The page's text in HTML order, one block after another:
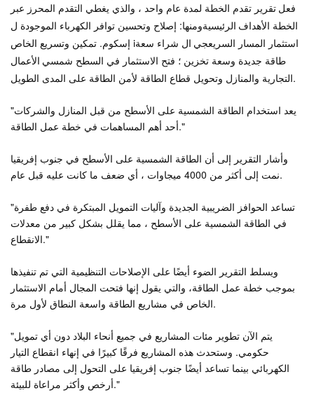
فعل تقرير تقدم الخطة لمدة عام واحد ، والذي يغطي التقدم المحرز عبر
الخطة الأهداف الرئيسيةومنها: إصلاح وتحسين توافر الكهرباء الموجودة ل
i استثمار المسار السريعجي ال شراء سعة
طاقة جديدة وسعة تخزين ؛ فتح الاستثمار في السطح شمسي الأعمال
التجارية والمنازل وتحويل قطاع الطاقة لأمن الطاقة على المدى الطويل.
"يعد استخدام الطاقة الشمسية على الأسطح من قبل المنازل والشركات
أحد أهم المساهمات في خطة عمل الطاقة."
وأشار التقرير إلى أن الطاقة الشمسية على الأسطح في جنوب إفريقيا
نمت إلى أكثر من 4000 ميجاوات ، أي ضعف ما كانت عليه قبل عام.
"تساعد الحوافز الضريبية الجديدة وآليات التمويل المبتكرة في دفع طفرة
في الطاقة الشمسية على الأسطح ، مما يقلل بشكل كبير من معدلات
الانقطاع."
ويسلط التقرير الضوء أيضًا على الإصلاحات التنظيمية التي تم تنفيذها
بموجب خطة عمل الطاقة، والتي يقول إنها فتحت المجال أمام الاستثمار
الخاص في مشاريع الطاقة واسعة النطاق لأول مرة.
"يتم الآن تطوير مئات المشاريع في جميع أنحاء البلاد دون أي تمويل
حكومي. وستحدث هذه المشاريع فرقًا كبيرًا في إنهاء انقطاع التيار
الكهربائي بينما تساعد أيضًا جنوب إفريقيا على التحول إلى مصادر طاقة
أرخص وأكثر مراعاة للبيئة."